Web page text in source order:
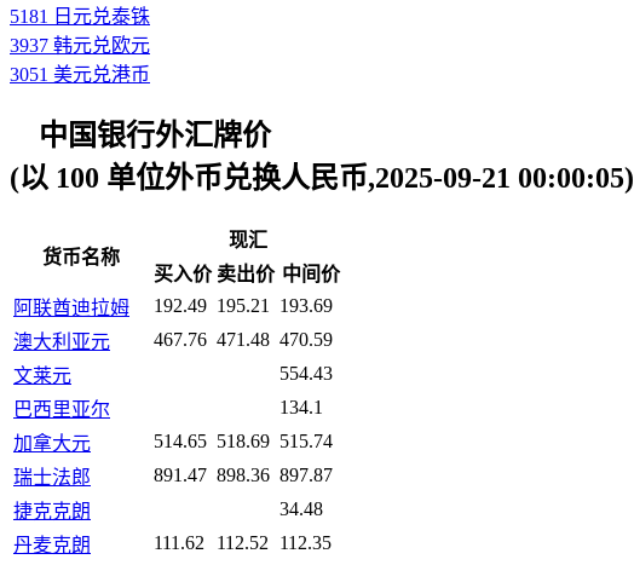
5181 日元兑泰铢
3937 韩元兑欧元
3051 美元兑港币
中国银行外汇牌价
(以 100 单位外币兑换人民币,2025-09-21 00:00:05)
货币名称
现汇
买入价 卖出价 中间价
阿联酋迪拉姆
192.49 195.21
193.69
澳大利亚元
467.76 471.48 470.59
文莱元
554.43
巴西里亚尔
134.1
加拿大元
514.65 518.69 515.74
瑞士法郎
891.47 898.36 897.87
捷克克朗
34.48
丹麦克朗
111.62 112.52
112.35